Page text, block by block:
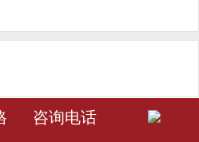
元 󰀅
咨询电话